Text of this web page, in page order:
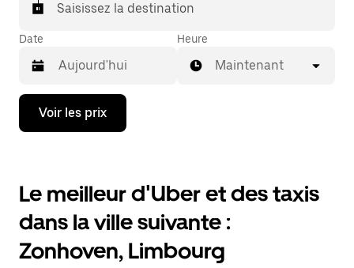
Saisissez la destination
Date
Appuyez
la
bas
pour
ouvrir
le
calendrier
et
Heure
Maintenant
Voir les prix
Le meilleur d'Uber et des taxis
dans la ville suivante :
Zonhoven, Limbourg